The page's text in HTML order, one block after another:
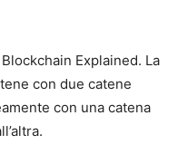
Explained. La
con due catene
con una catena